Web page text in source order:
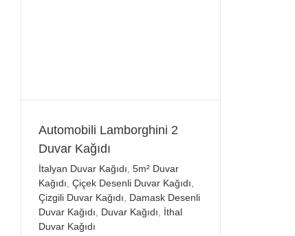
Automobili Lamborghini 2
Duvar Kağıdı
İtalyan Duvar Kağıdı 5m² Duvar
Kağıdı Çiçek Desenli Duvar Kağıdı
Çizgili Duvar Kağıdı
Damask Desenli
Duvar Kağıdı
Duvar Kağıdı
İthal
Duvar Kağıdı